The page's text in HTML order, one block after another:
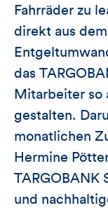
Fahrräder zu
direkt aus
das
Mitarbeiter so
gestalten.
monatlichen
Hermine
TARGOBANK
und